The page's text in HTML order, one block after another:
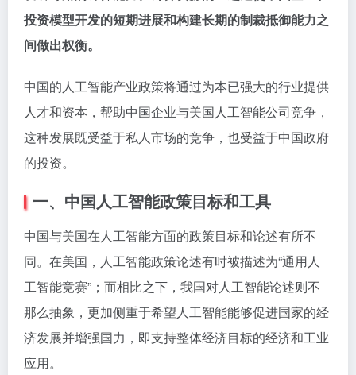
投资模型开发的短期进展和构建长期的制裁抵御能力之
间做出权衡。
中国的人工智能产业政策将通过为本已强大的行业提供
人才和资本，帮助中国企业与美国人工智能公司竞争，
这种发展既受益于私人市场的竞争，也受益于中国政府
的投资。
一、中国人工智能政策目标和工具
中国与美国在人工智能方面的政策目标和论述有所不
同。在美国，人工智能政策论述有时被描述为“通用人
工智能竞赛”；而相比之下，我国对人工智能论述则不
那么抽象，更加侧重于希望人工智能能够促进国家的经
济发展并增强国力，即支持整体经济目标的经济和工业
应用。